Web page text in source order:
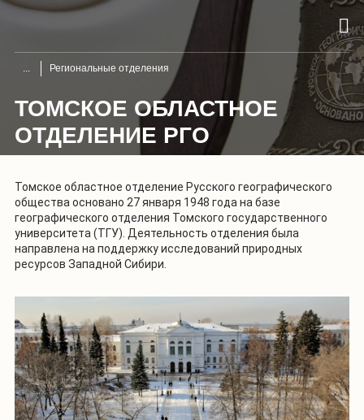
Региональные отделения
ТОМСКОЕ ОБЛАСТНОЕ
ОТДЕЛЕНИЕ РГО
Томское областное отделение Русского географического
общества основано 27 января 1948 года на базе
географического отделения Томского государственного
университета (ТГУ). Деятельность отделения была
направлена на поддержку исследований природных
ресурсов Западной Сибири.